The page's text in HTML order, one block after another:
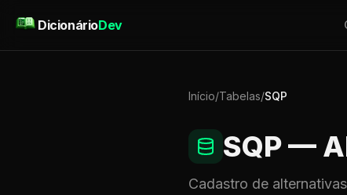
DicionárioDev
Início/Tabelas/SQP
SQP—
Cadastro de